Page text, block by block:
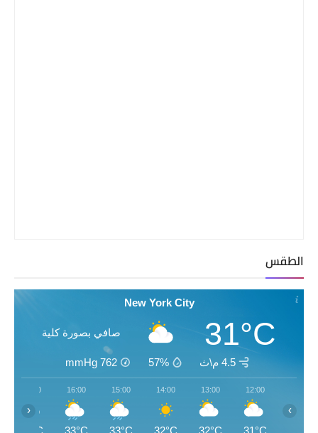
الطقس
New York City
31°C صافي بصورة كلية
4.5 م\ث 57%
762
mmHg
12:00
13:00
14:00
15:00
16:00
17:00
‹ ›